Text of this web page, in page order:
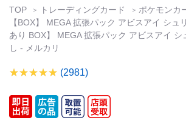
TOP トレーディングカード
ポケモンカ
【BOX】 MEGA 拡張パック アビスアイ シュ
あり BOX】 MEGA 拡張パック アビスアイ シ
し - メルカリ
(2981)